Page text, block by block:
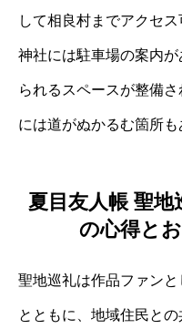
して相良村までアクセス
神社には駐車場の案内
られるスペースが整備
には道がぬかるむ箇所も
夏目友人帳 聖地
の心得と
聖地巡礼は作品ファン
とともに、地域住民と